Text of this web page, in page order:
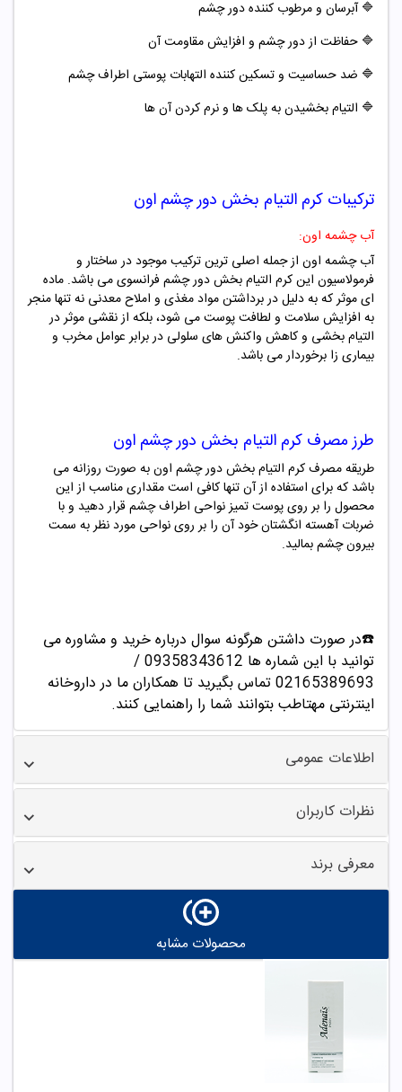
🔷 آبرسان و مرطوب کننده دور چشم
🔷 حفاظت از دور چشم و افزایش مقاومت آن
🔷 ضد حساسیت و تسکین کننده التهابات پوستی اطراف چشم
🔷 التیام بخشیدن به پلک ها و نرم کردن آن ها
ترکیبات کرم التیام بخش دور چشم اون
آب چشمه اون:
آب چشمه اون از جمله اصلی ترین ترکیب موجود در ساختار و
فرمولاسیون این کرم التیام بخش دور چشم فرانسوی می باشد. ماده
ای موثر که به دلیل در برداشتن مواد مغذی و املاح معدنی نه تنها منجر
به افزایش سلامت و لطافت پوست می شود، بلکه از نقشی موثر در
التیام بخشی و کاهش واکنش های سلولی در برابر عوامل مخرب و
بیماری زا برخوردار می باشد.
طرز مصرف کرم التیام بخش دور چشم اون
طریقه مصرف کرم التیام بخش دور چشم اون به صورت روزانه می
باشد که برای استفاده از آن تنها کافی است مقداری مناسب از این
محصول را بر روی پوست تمیز نواحی اطراف چشم قرار دهید و با
ضربات آهسته انگشتان خود آن را بر روی نواحی مورد نظر به سمت
بیرون چشم بمالید.
☎️در صورت داشتن هرگونه سوال درباره خرید و مشاوره می
توانید با این شماره ها 09358343612 /
02165389693تماس بگیرید تا همکاران ما در داروخانه
اینترنتی مهتاطب بتوانند شما را راهنمایی کنند.
اطلاعات عمومی
نظرات کاربران
معرفی برند
محصولات مشابه